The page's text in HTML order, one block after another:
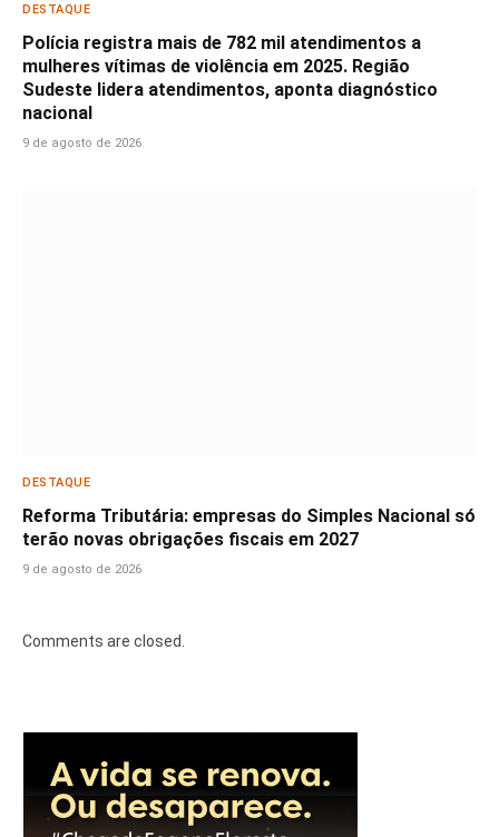
DESTAQUE
Polícia registra mais de 782 mil atendimentos a
mulheres vítimas de violência em 2025. Região
Sudeste lidera atendimentos, aponta diagnóstico
nacional
9 de agosto de 2026
DESTAQUE
Reforma Tributária: empresas do Simples Nacional só
terão novas obrigações fiscais em 2027
9 de agosto de 2026
Comments are closed.